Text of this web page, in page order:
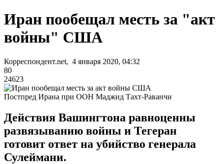
Иран пообещал месть за "акт
войны" США
Корреспондент.net, 4 января 2020, 04:32
80
24623
Постпред Ирана при ООН Маджид Тахт-Раванчи
Действия Вашингтона равноценны
развязыванию войны и Тегеран
готовит ответ на убийство генерала
Сулеймани.